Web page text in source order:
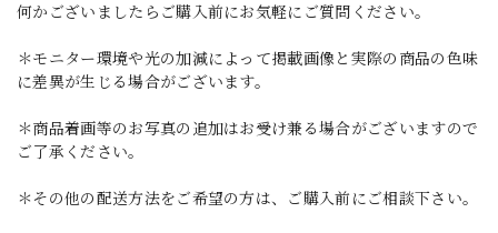
何かございましたらご購入前にお気軽にご質問ください。
＊モニター環境や光の加減によって掲載画像と実際の商品の色味
に差異が生じる場合がございます。
＊商品着画等のお写真の追加はお受け兼る場合がございますので
ご了承ください。
＊その他の配送方法をご希望の方は、ご購入前にご相談下さい。